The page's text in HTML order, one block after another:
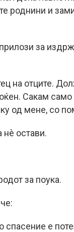
роднини и
за
на отците.
Сакам
од мене, со
нè остави.
за поука.
е